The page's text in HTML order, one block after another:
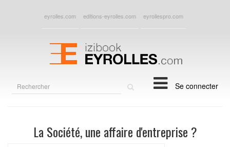
eyrolles.com editions-eyrolles.com eyrollespro.com
Se connecter
La Société, une affaire d'entreprise ?